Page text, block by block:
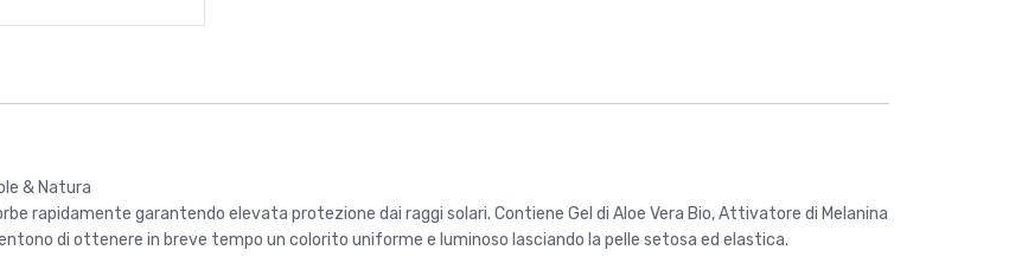
& Natura
rapidamente garantendo elevata protezione dai raggi solari. Contiene Gel di Aloe Vera Bio, Attivatore di Melanina
di ottenere in breve tempo un colorito uniforme e luminoso lasciando la pelle setosa ed elastica.